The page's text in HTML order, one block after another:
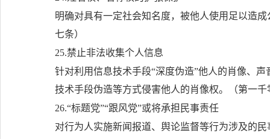
明确对具有一定社会知名度，被他人使用足以造
七条）
25.禁止非法收集个人信息
针对利用信息技术手段“深度伪造”他人的肖像、
技术手段伪造等方式侵害他人的肖像权。（第一千
26.“标题党”“跟风党”或将承担民事责任
对行为人实施新闻报道、舆论监督等行为涉及的